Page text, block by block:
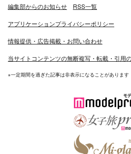
編集部からのお知らせ RSS一覧
アプリケーションプライバシーポリシー
情報提供・広告掲載・お問い合わせ
当サイトコンテンツの無断複写・転載・引用
※一定期間を過ぎた記事は非表示になることがあります